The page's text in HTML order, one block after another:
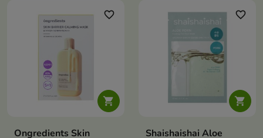

favorite_border
Ongredients Skin

favorite_border
Shaishaishai Aloe